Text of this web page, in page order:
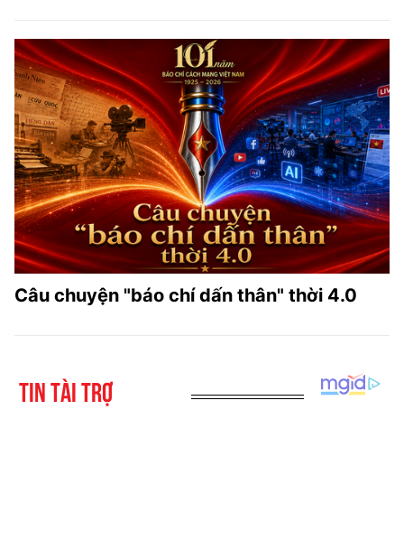
Câu chuyện "báo chí dấn thân" thời 4.0